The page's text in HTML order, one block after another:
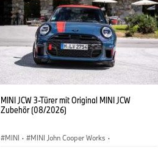
MINI JCW 3-Türer mit Original MINI JCW
Zubehör (08/2026)
MINI · MINI John Cooper Works ·